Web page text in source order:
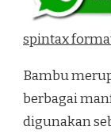
spintax
Bambu
berbagai
digunakan